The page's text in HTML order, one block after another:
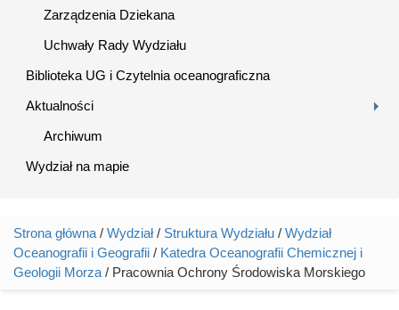
Zarządzenia Dziekana
Uchwały Rady Wydziału
Biblioteka UG i Czytelnia oceanograficzna
Aktualności
Archiwum
Wydział na mapie
Jesteś tutaj
Strona główna / Wydział/ Struktura Wydziału / Wydział
Oceanografii i Geografii / Katedra Oceanografii Chemicznej i
Geologii Morza / Pracownia Ochrony Środowiska Morskiego